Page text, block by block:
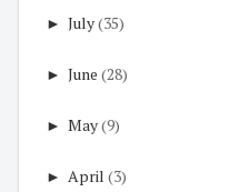
► July(35)
► June (28)
► May(9)
► April (3)